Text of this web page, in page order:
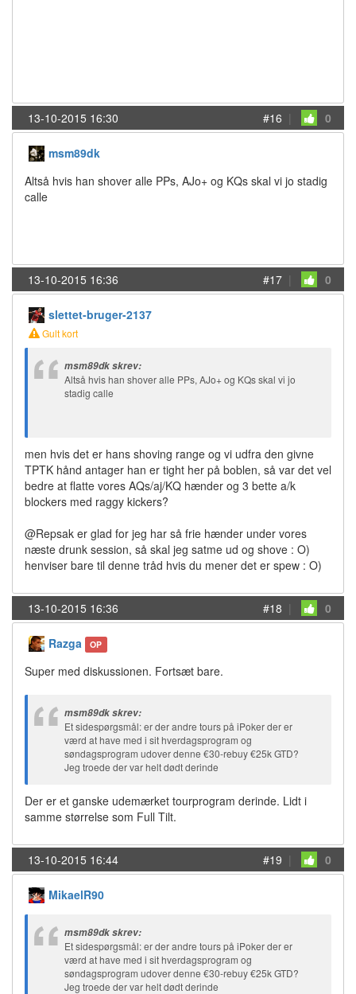
13-10-2015 16:30 #16 | 0
msm89dk
Altså hvis han shover alle PPs, AJo+ og KQs skal vi jo stadig
calle
13-10-2015 16:36 #17 | 0
slettet-bruger-2137
Gult kort
msm89dk skrev:
Altså hvis han shover alle PPs, AJo+ og KQs skal vi jo
stadig calle
men hvis det er hans shoving range og vi udfra den givne
TPTK hånd antager han er tight her på boblen, så var det vel
bedre at flatte vores AQs/aj/KQ hænder og 3 bette a/k
blockers med raggy kickers?
@Repsak er glad for jeg har så frie hænder under vores
næste drunk session, så skal jeg satme ud og shove : O)
henviser bare til denne tråd hvis du mener det er spew : O)
13-10-2015 16:36 #18 | 0
Razga OP
Super med diskussionen. Fortsæt bare.
msm89dk skrev:
Et sidespørgsmål: er der andre tours på iPoker der er
værd at have med i sit hverdagsprogram og
søndagsprogram udover denne €30-rebuy €25k GTD?
Jeg troede der var helt dødt derinde
Der er et ganske udemærket tourprogram derinde. Lidt i
samme størrelse som Full Tilt.
13-10-2015 16:44 #19 | 0
MikaelR90
msm89dk skrev:
Et sidespørgsmål: er der andre tours på iPoker der er
værd at have med i sit hverdagsprogram og
søndagsprogram udover denne €30-rebuy €25k GTD?
Jeg troede der var helt dødt derinde